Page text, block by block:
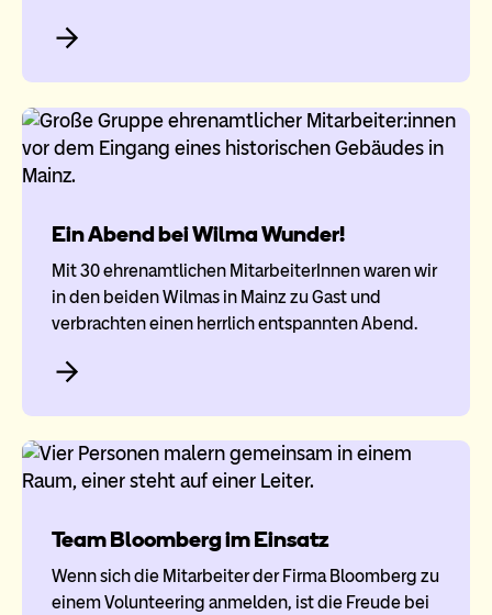
Ein Abend bei Wilma Wunder!
Mit 30 ehrenamtlichen MitarbeiterInnen waren wir
in den beiden Wilmas in Mainz zu Gast und
verbrachten einen herrlich entspannten Abend.
Team Bloomberg im Einsatz
Wenn sich die Mitarbeiter der Firma Bloomberg zu
einem Volunteering anmelden, ist die Freude bei